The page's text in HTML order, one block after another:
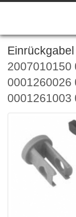
Einrückgabel
2007010150
0001260026
0001261003